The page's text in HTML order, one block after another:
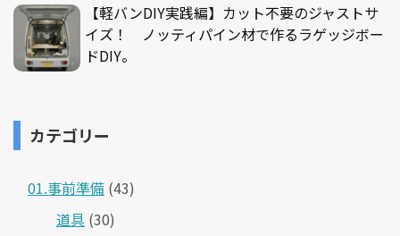
【軽バンDIY実践編】カット不要のジャストサ
イズ！ ノッティパイン材で作るラゲッジボー
ドDIY。
カテゴリー
01.事前準備 (43)
道具 (30)